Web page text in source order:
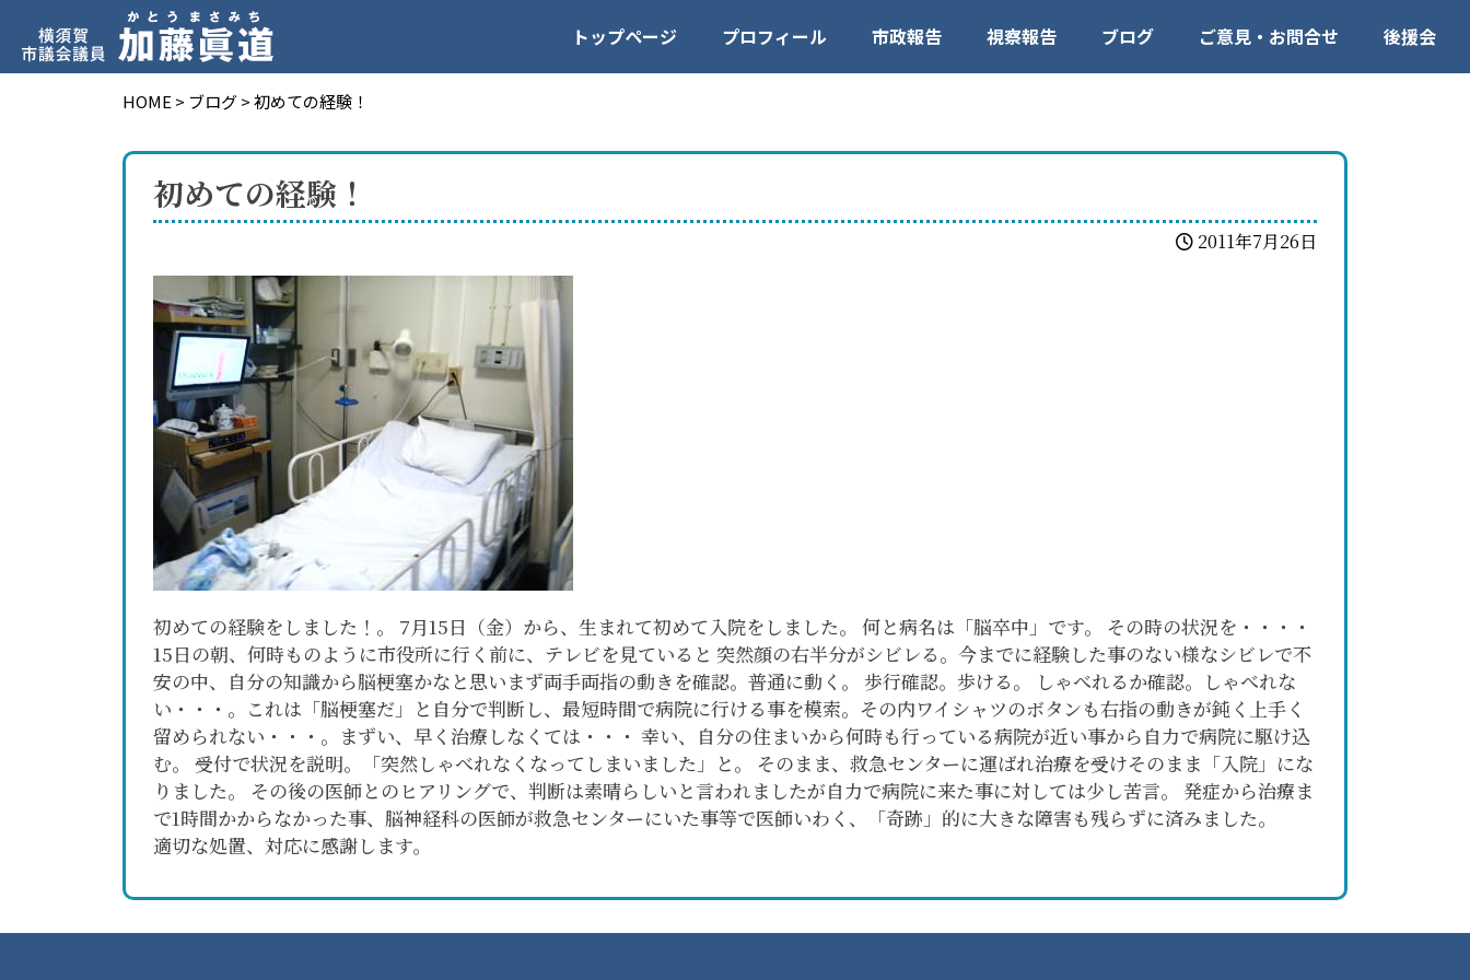
トップページ プロフィール 市政報告 視察報告 ブログ ご意見・お問合せ 後援会
HOME > ブログ>初めての経験！
初めての経験！
2011年7月26日
初めての経験をしました！。 7月15日（金）から、生まれて初めて入院をしました。 何と病名は「脳卒中」です。 その時の状況を・・・・
15日の朝、何時ものように市役所に行く前に、テレビを見ていると 突然顔の右半分がシビレる。今までに経験した事のない様なシビレで不
安の中、自分の知識から脳梗塞かなと思いまず両手両指の動きを確認。普通に動く。 歩行確認。歩ける。 しゃべれるか確認。しゃべれな
い・・・。これは「脳梗塞だ」と自分で判断し、最短時間で病院に行ける事を模索。その内ワイシャツのボタンも右指の動きが鈍く上手く
留められない・・・。まずい、早く治療しなくては・・・ 幸い、自分の住まいから何時も行っている病院が近い事から自力で病院に駆け込
む。 受付で状況を説明。「突然しゃべれなくなってしまいました」と。 そのまま、救急センターに運ばれ治療を受けそのまま「入院」にな
りました。 その後の医師とのヒアリングで、判断は素晴らしいと言われましたが自力で病院に来た事に対しては少し苦言。 発症から治療ま
で1時間かからなかった事、脳神経科の医師が救急センターにいた事等で医師いわく、「奇跡」的に大きな障害も残らずに済みました。
適切な処置、対応に感謝します。